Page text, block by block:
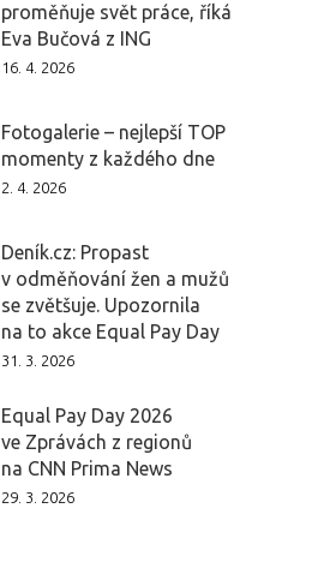
proměňuje svět práce, říká
Eva Bučová z ING
16. 4. 2026
Fotogalerie – nejlepší TOP
momenty z každého dne
2. 4. 2026
Deník.cz: Propast
v odměňování žen a mužů
se zvětšuje. Upozornila
na to akce Equal Pay Day
31. 3. 2026
Equal Pay Day 2026
ve Zprávách z regionů
na CNN Prima News
29. 3. 2026